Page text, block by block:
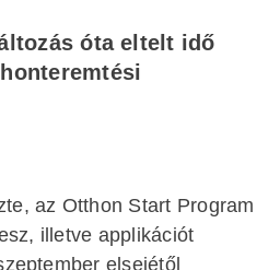
óta eltelt idő
az Otthon Start Program
illetve applikációt
elsejétől